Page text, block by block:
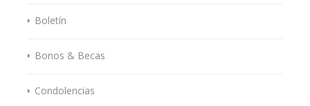
Boletín
Bonos & Becas
Condolencias